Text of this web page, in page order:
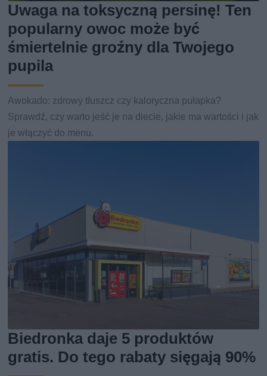
Uwaga na toksyczną persinę! Ten
popularny owoc może być
śmiertelnie groźny dla Twojego
pupila
Awokado: zdrowy tłuszcz czy kaloryczna pułapka?
Sprawdź, czy warto jeść je na diecie, jakie ma wartości i jak
je włączyć do menu.
Biedronka daje 5 produktów
gratis. Do tego rabaty sięgają 90%